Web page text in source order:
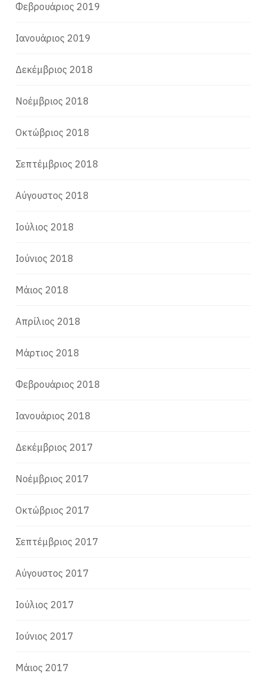
Φεβρουάριος 2019
Ιανουάριος 2019
Δεκέμβριος 2018
Νοέμβριος 2018
Οκτώβριος 2018
Σεπτέμβριος 2018
Αύγουστος 2018
Ιούλιος 2018
Ιούνιος 2018
Μάιος 2018
Απρίλιος 2018
Μάρτιος 2018
Φεβρουάριος 2018
Ιανουάριος 2018
Δεκέμβριος 2017
Νοέμβριος 2017
Οκτώβριος 2017
Σεπτέμβριος 2017
Αύγουστος 2017
Ιούλιος 2017
Ιούνιος 2017
Μάιος 2017